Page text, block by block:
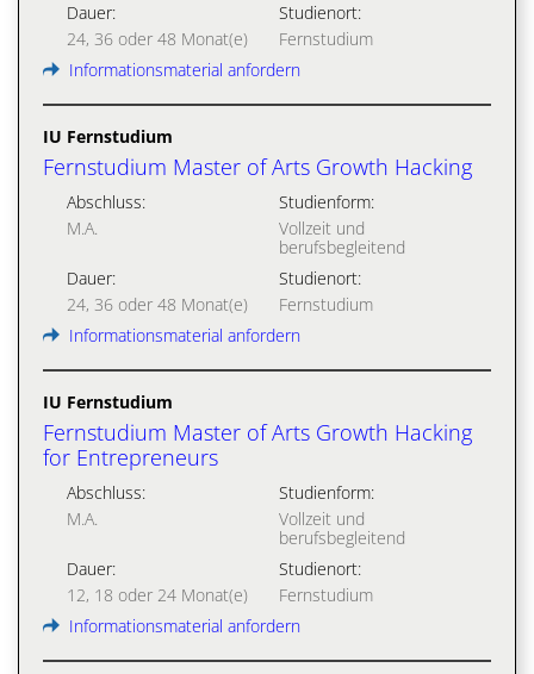
Dauer:
24, 36 oder 48 Monat(e)
Studienort:
Fernstudium
Informationsmaterial anfordern
IU Fernstudium
Fernstudium Master of Arts Growth Hacking
Abschluss:
M.A.
Studienform:
Vollzeit und
berufsbegleitend
Dauer:
24, 36 oder 48 Monat(e)
Studienort:
Fernstudium
Informationsmaterial anfordern
IU Fernstudium
Fernstudium Master of Arts Growth Hacking
for Entrepreneurs
Abschluss:
M.A.
Studienform:
Vollzeit und
berufsbegleitend
Dauer:
12, 18 oder 24 Monat(e)
Studienort:
Fernstudium
Informationsmaterial anfordern